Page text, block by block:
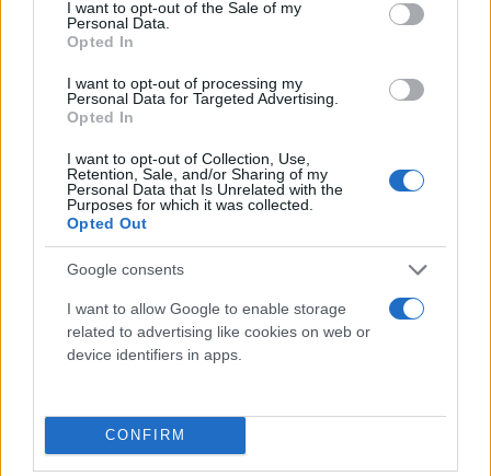
I want to opt-out of the Sale of my
Personal Data.
Opted In
I want to opt-out of processing my
Personal Data for Targeted Advertising.
Opted In
I want to opt-out of Collection, Use,
Retention, Sale, and/or Sharing of my
Personal Data that Is Unrelated with the
Purposes for which it was collected.
Opted Out
Google consents
I want to allow Google to enable storage
related to advertising like cookies on web or
device identifiers in apps.
CONFIRM
To Netflix επένδυσε πάνω από
200 εκατομμύρια
δολάριαγια την συγκεκριμένη παραγωγή,
αντιμετωπίζοντας τη Universal, τη Warner, τη Sony
και την Paramount που επίσης τη διεκδικούσαν.
Μάρσαλ Θούρμπερ,
ο οποίος έχει συνεργαστεί με
The Rock(Johnson) στις ταινίες Central